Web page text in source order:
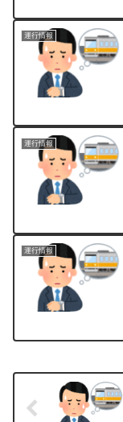
運行情報
運行情報
運行情報